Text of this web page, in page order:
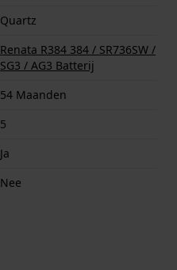
Quartz
Renata R384 384 / SR736SW /
SG3 / AG3 Batterij
54 Maanden
5
Ja
Nee